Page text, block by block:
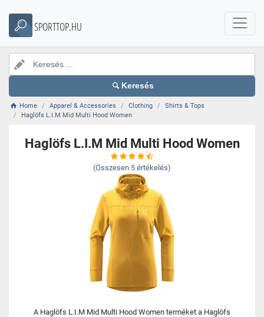
SPORTTOP.HU
Keresés
Home Apparel & Accessories Clothing
Shirts & Tops
Haglöfs L.I.M Mid Multi Hood Women
Haglöfs L.I.M Mid Multi Hood Women
(Összesen 5 értékelés)
A Haglöfs L.I.M Mid Multi Hood Women terméket a Haglöfs